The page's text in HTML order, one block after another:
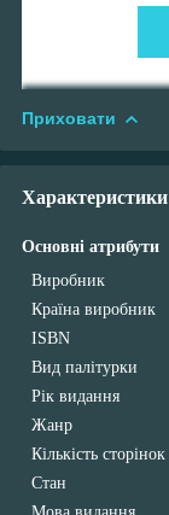
Приховати
Характеристики
Основні атрибути
Виробник
Країна виробник
ISBN
Вид палітурки
Рік видання
Жанр
Кількість сторінок
Стан